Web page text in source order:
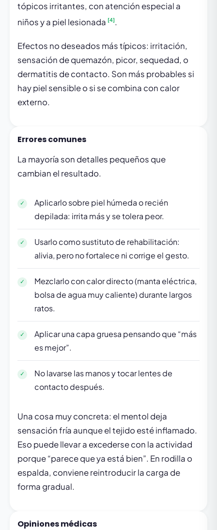
tópicos irritantes, con atención especial a
niños y a piel lesionada [4].
Efectos no deseados más típicos: irritación,
sensación de quemazón, picor, sequedad, o
dermatitis de contacto. Son más probables si
hay piel sensible o si se combina con calor
externo.
Errores comunes
La mayoría son detalles pequeños que
cambian el resultado.
Aplicarlo sobre piel húmeda o recién
depilada: irrita más y se tolera peor.
Usarlo como sustituto de rehabilitación:
alivia, pero no fortalece ni corrige el gesto.
Mezclarlo con calor directo (manta eléctrica,
bolsa de agua muy caliente) durante largos
ratos.
Aplicar una capa gruesa pensando que “más
es mejor”.
No lavarse las manos y tocar lentes de
contacto después.
Una cosa muy concreta: el mentol deja
sensación fría aunque el tejido esté inflamado.
Eso puede llevar a excederse con la actividad
porque “parece que ya está bien”. En rodilla o
espalda, conviene reintroducir la carga de
forma gradual.
Opiniones médicas